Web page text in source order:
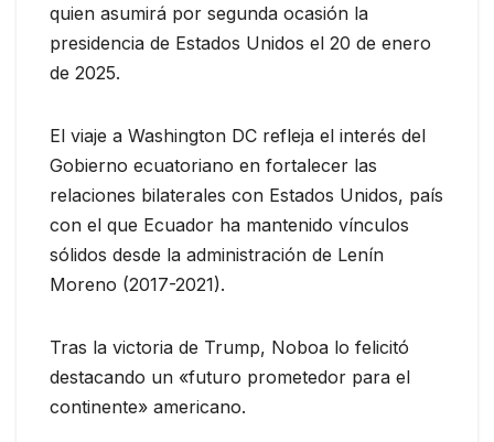
quien asumirá por segunda ocasión la
presidencia de Estados Unidos el 20 de enero
de 2025.
El viaje a Washington DC refleja el interés del
Gobierno ecuatoriano en fortalecer las
relaciones bilaterales con Estados Unidos, país
con el que Ecuador ha mantenido vínculos
sólidos desde la administración de Lenín
Moreno (2017-2021).
Tras la victoria de Trump, Noboa lo felicitó
destacando un «futuro prometedor para el
continente» americano.